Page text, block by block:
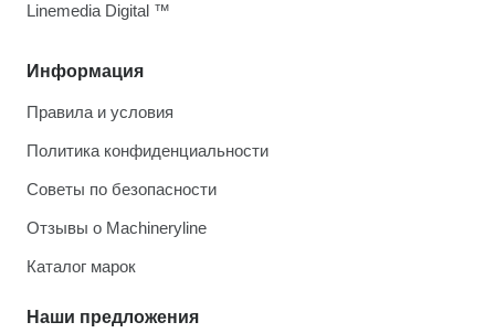
Информация
Правила и условия
Политика конфиденциальности
Советы по безопасности
Отзывы о Machineryline
Каталог марок
Наши предложения
Linemedia Digital ™